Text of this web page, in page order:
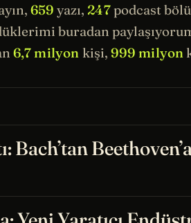
659 yazı, 247podcast
buradan
6,7 milyon kişi, 999 milyon
Bach’tan